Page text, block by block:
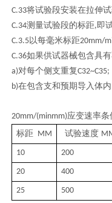
C.33将试验段安装在拉伸
C.34测量试验段的标距,即
C.3.5以每毫米标距20mm/
C.36如果供试器械包含具
a)对每个侧支重复C32~C35;
b)在包含支和预期导入体
20mm/(minmm)应变速率条
标距 MM 试验速度
10 200
20 400
25 500